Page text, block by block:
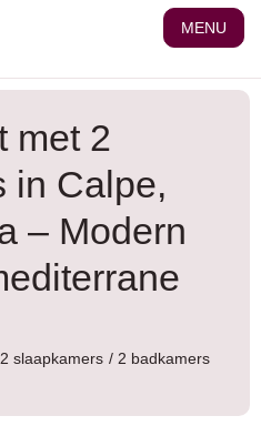
MENU
met 2
in Calpe,
– Modern
slaapkamers / 2 badkamers